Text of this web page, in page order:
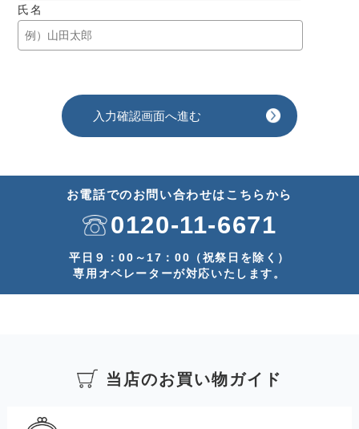
氏名
お電話でのお問い合わせはこちらから
0120-11-6671
平日９：00～17：00（祝祭日を除く）
専用オペレーターが対応いたします。
当店のお買い物ガイド